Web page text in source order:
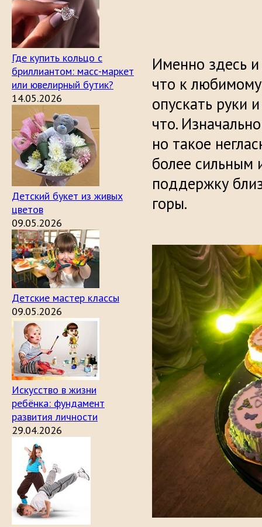
Где купить кольцо с
бриллиантом: масс-маркет
или ювелирный бутик?
14.05.2026
Детский букет из живых
цветов
09.05.2026
Детские мастер классы
09.05.2026
Искусство в жизни
ребёнка: фундамент
развития личности
29.04.2026
Именно здесь
что к любимому
опускать руки
что.
но такое
более сильным
поддержку
горы.